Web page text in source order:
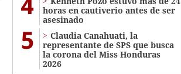
horas en cautiverio antes de ser
asesinado
5
Claudia Canahuati, la
representante de SPS que busca
la corona del Miss Honduras
2026